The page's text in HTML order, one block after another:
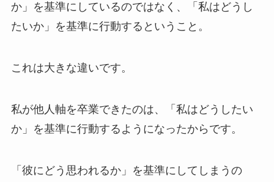
か」を基準にしているのではなく、「私はどうし
たいか」を基準に行動するということ。
これは大きな違いです。
私が他人軸を卒業できたのは、「私はどうしたい
か」を基準に行動するようになったからです。
「彼にどう思われるか」を基準にしてしまうの